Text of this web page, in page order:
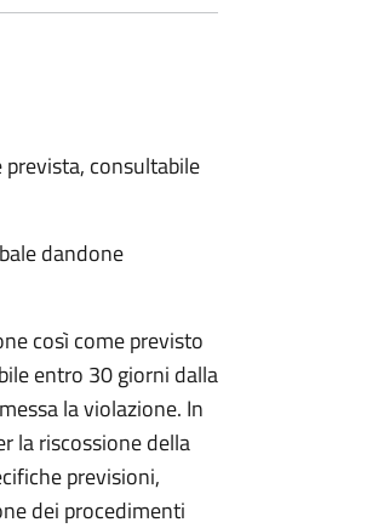
consultabile
dandone
così come previsto
entro 30 giorni dalla
la violazione. In
la riscossione della
previsioni,
dei procedimenti